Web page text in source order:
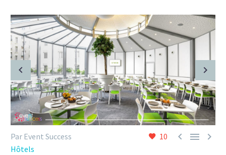
10   
Par Event Success
Hôtels